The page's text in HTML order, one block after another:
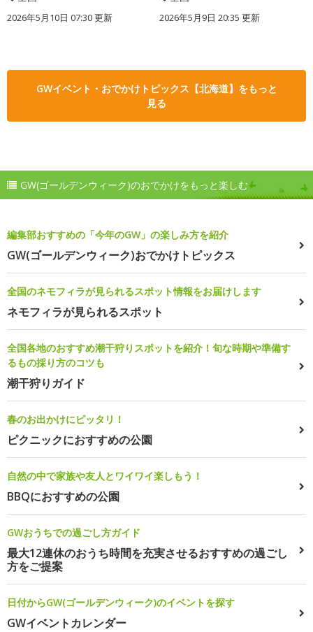
2026年5月10日 07:30 更新 2026年5月9日 20:35 更新
GWイベント・おでかけトピックス【北海道】をもっと
見る
GW(ゴールデンウィーク)のおでかけをもっと楽しむ
編集部おすすめの「今年のGW」の楽しみ方を紹介
GW(ゴールデンウィーク)おでかけトピックス
全国のネモフィラが見られるスポット情報をお届けします
ネモフィラが見られるスポット
全国各地のおすすめ潮干狩りスポットを紹介！旬な時期や準備す
るもの採り方のコツも
潮干狩りガイド
春のお出かけにピッタリ！
ピクニックにおすすめの公園
自然の中で家族や友人とワイワイ楽しもう！
BBQにおすすめの公園
GWおうちでの過ごし方ガイド
最大12連休のおうち時間を充実させるおすすめの過ごし
方をご提案
日付からGW(ゴールデンウィーク)のイベントを探す
GWイベントカレンダー